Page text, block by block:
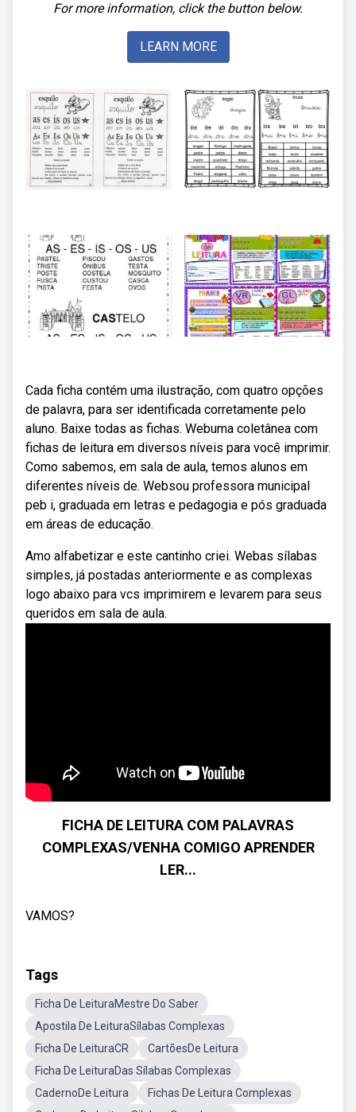
For more information, click the button below.
LEARN MORE
Cada ficha contém uma ilustração, com quatro opções
de palavra, para ser identificada corretamente pelo
aluno. Baixe todas as fichas. Webuma coletânea com
fichas de leitura em diversos níveis para você imprimir.
Como sabemos, em sala de aula, temos alunos em
diferentes níveis de. Websou professora municipal
peb i, graduada em letras e pedagogia e pós graduada
em áreas de educação.
Amo alfabetizar e este cantinho criei. Webas sílabas
simples, já postadas anteriormente e as complexas
logo abaixo para vcs imprimirem e levarem para seus
queridos em sala de aula.
FICHA DE LEITURA COM PALAVRAS
COMPLEXAS/VENHA COMIGO APRENDER
LER...
VAMOS?
Tags
Ficha De LeituraMestre Do Saber
Apostila De LeituraSílabas Complexas
Ficha De LeituraCR
CartõesDe Leitura
Ficha De LeituraDas Sílabas Complexas
CadernoDe Leitura
Fichas De Leitura Complexas